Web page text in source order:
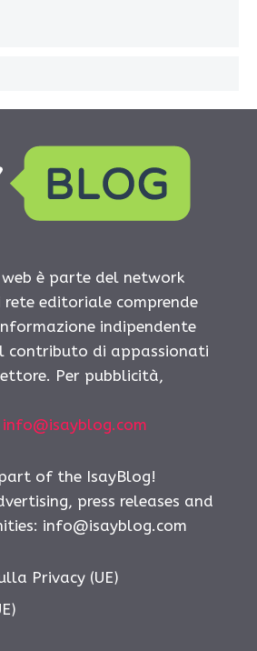
è parte del network
rete editoriale comprende
indipendente
contributo di appassionati
Per pubblicità,
info@isayblog.com
of the IsayBlog!
press releases and
info@isayblog.com
Privacy (UE)